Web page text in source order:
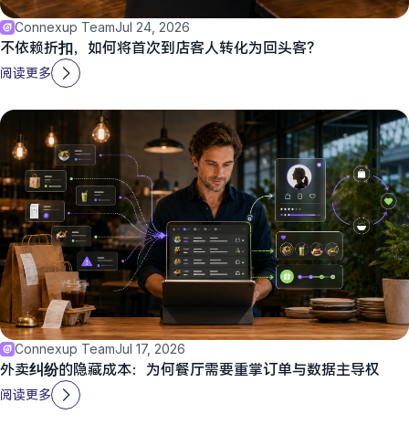
Connexup TeamJul 24, 2026
不依赖折扣，如何将首次到店客人转化为回头客？
阅读更多
Connexup TeamJul 17, 2026
外卖纠纷的隐藏成本：为何餐厅需要重掌订单与数据主导权
阅读更多